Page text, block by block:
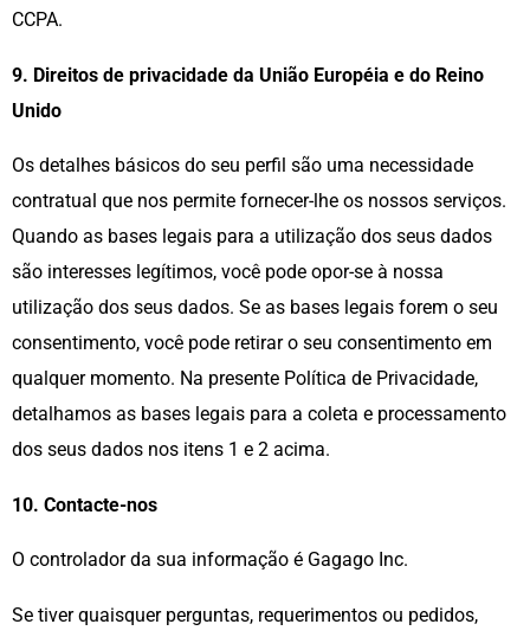
CCPA.
9. Direitos de privacidade da União Européia e do Reino
Unido
Os detalhes básicos do seu perfil são uma necessidade
contratual que nos permite fornecer-lhe os nossos serviços.
Quando as bases legais para a utilização dos seus dados
são interesses legítimos, você pode opor-se à nossa
utilização dos seus dados. Se as bases legais forem o seu
consentimento, você pode retirar o seu consentimento em
qualquer momento. Na presente Política de Privacidade,
detalhamos as bases legais para a coleta e processamento
dos seus dados nos itens 1 e 2 acima.
10. Contacte-nos
O controlador da sua informação é Gagago Inc.
Se tiver quaisquer perguntas, requerimentos ou pedidos,